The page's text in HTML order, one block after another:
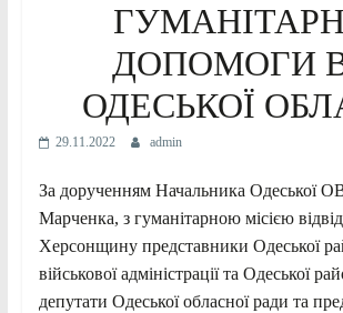
ДОПОМОГИ
ОДЕСЬКОЇ
29.11.2022 admin
За дорученням Начальника Одеської
Марченка, з гуманітарною місією
Херсонщину представники Одеської
військової адміністрації та Одеської
депутати Одеської обласної ради та